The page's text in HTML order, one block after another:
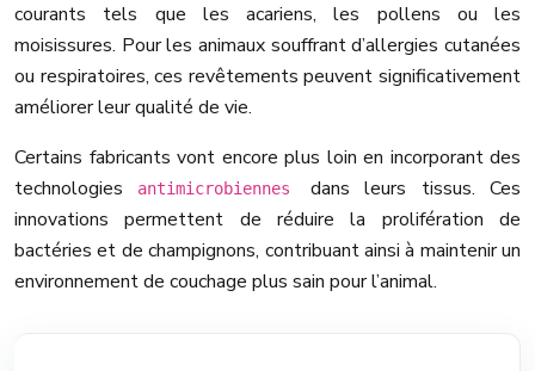
courants tels que les acariens, les pollens ou les
moisissures. Pour les animaux souffrant d’allergies cutanées
ou respiratoires, ces revêtements peuvent significativement
améliorer leur qualité de vie.
Certains fabricants vont encore plus loin en incorporant des
technologies
antimicrobiennes dans leurs tissus. Ces
innovations permettent de réduire la prolifération de
bactéries et de champignons, contribuant ainsi à maintenir un
environnement de couchage plus sain pour l’animal.